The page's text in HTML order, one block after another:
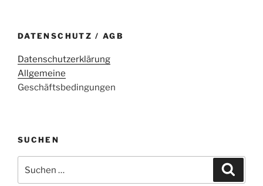
DATENSCHUTZ / AGB
Datenschutzerklärung
Allgemeine
Geschäftsbedingungen
SUCHEN
nach: